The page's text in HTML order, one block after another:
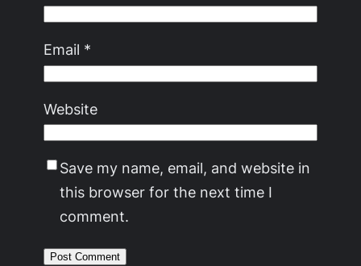
Email *
Website
Save my name, email, and website in
this browser for the next time I
comment.